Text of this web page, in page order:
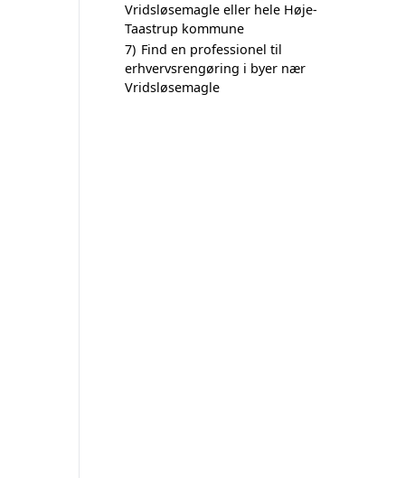
Vridsløsemagle eller hele Høje-
Taastrup kommune
7) Find en professionel til
erhvervsrengøring i byer nær
Vridsløsemagle